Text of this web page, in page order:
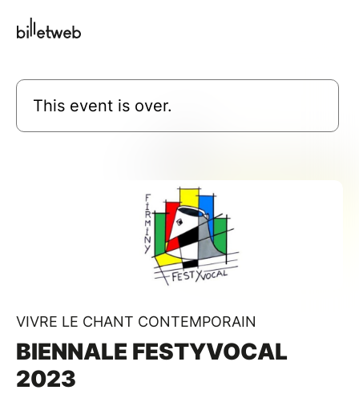
This event is over.
VIVRE LE CHANT CONTEMPORAIN
BIENNALE FESTYVOCAL
2023